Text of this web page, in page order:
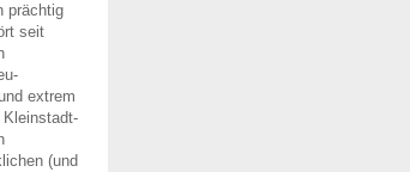
prächtig
seit
extrem
(und